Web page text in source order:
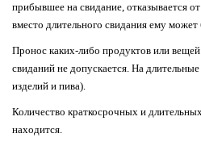
прибывшее на свидание, отказывается
вместо длительного свидания ему
Пронос каких-либо продуктов или
свиданий не допускается. На
изделий и пива).
Количество краткосрочных и
находится.